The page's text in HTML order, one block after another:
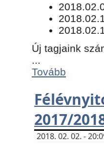
Új tagjaink
Tovább
2017/
2018. 02. 02. -